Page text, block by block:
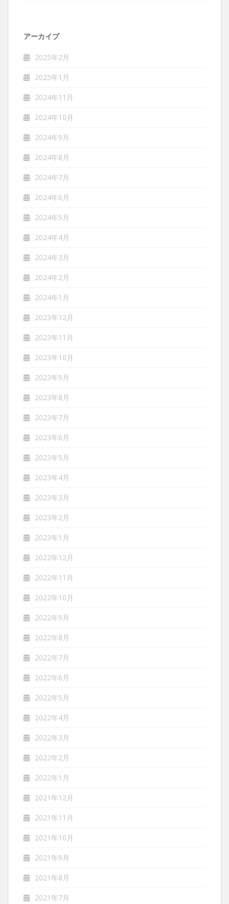
アーカイブ
2025年2月
2025年1月
2024年11月
2024年10月
2024年9月
2024年8月
2024年7月
2024年6月
2024年5月
2024年4月
2024年3月
2024年2月
2024年1月
2023年12月
2023年11月
2023年10月
2023年9月
2023年8月
2023年7月
2023年6月
2023年5月
2023年4月
2023年3月
2023年2月
2023年1月
2022年12月
2022年11月
2022年10月
2022年9月
2022年8月
2022年7月
2022年6月
2022年5月
2022年4月
2022年3月
2022年2月
2022年1月
2021年12月
2021年11月
2021年10月
2021年9月
2021年8月
2021年7月